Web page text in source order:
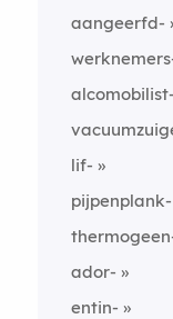
aangeerfd-
alcomobilist-
lif-
pijpenplank-
ador-
entin-